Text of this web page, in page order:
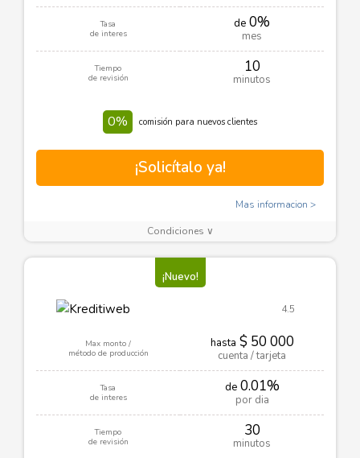
Tasa
de interes
de 0%
mes
Tiempo
de revisión
10
minutos
0% comisión para nuevos clientes
¡Solicítalo ya!
Mas informacion
Condiciones ∨
¡Nuevo!
4.5
Max monto /
método de producción
hasta $ 50 000
cuenta / tarjeta
Tasa
de interes
de0.01%
por dia
Tiempo
de revisión
30
minutos